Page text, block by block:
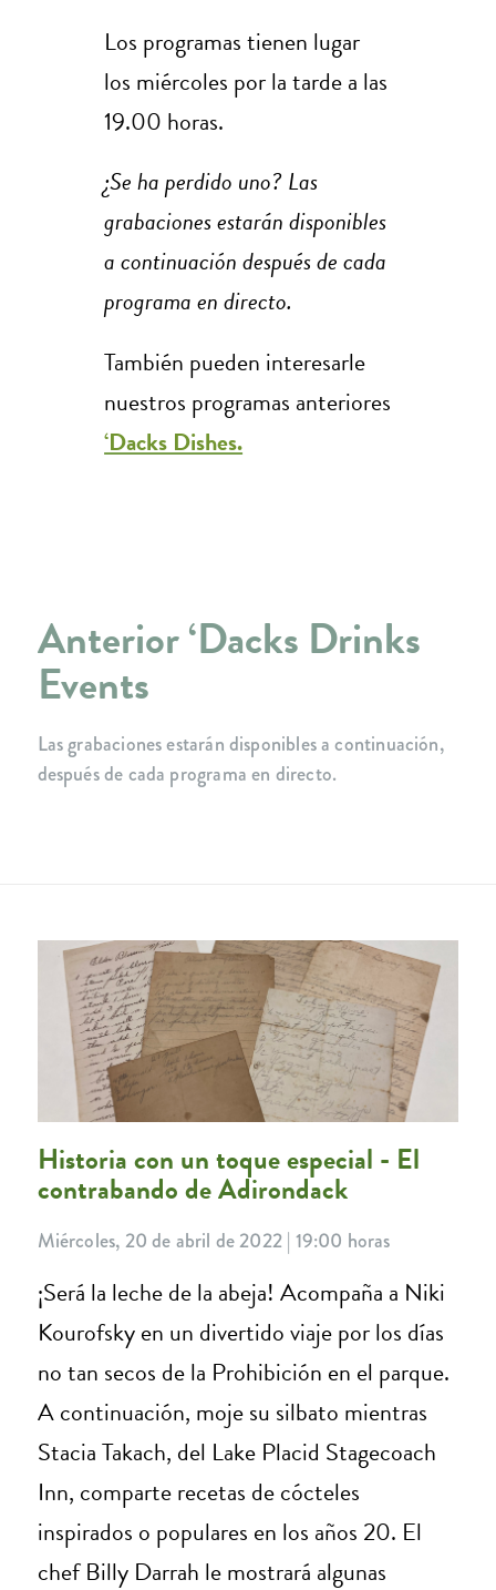
Los programas tienen lugar
los miércoles por la tarde a las
19.00 horas.
¿Se ha perdido uno? Las
grabaciones estarán disponibles
a continuación después de cada
programa en directo.
También pueden interesarle
nuestros programas anteriores
‘Dacks Dishes.
Anterior ‘Dacks Drinks
Events
Las grabaciones estarán disponibles a continuación,
después de cada programa en directo.
Historia con un toque especial - El
contrabando de Adirondack
Miércoles, 20 de abril de 2022 | 19:00 horas
¡Será la leche de la abeja! Acompaña a Niki
Kourofsky en un divertido viaje por los días
no tan secos de la Prohibición en el parque.
A continuación, moje su silbato mientras
Stacia Takach, del Lake Placid Stagecoach
Inn, comparte recetas de cócteles
inspirados o populares en los años 20. El
chef Billy Darrah le mostrará algunas